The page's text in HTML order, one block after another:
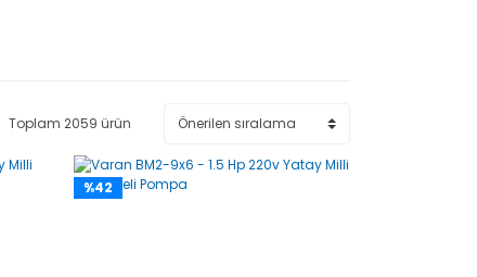
Toplam 2059 ürün
%42